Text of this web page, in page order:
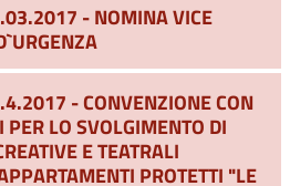
- NOMINA VICE
- CONVENZIONE CON
LO SVOLGIMENTO DI
E TEATRALI
PROTETTI "LE